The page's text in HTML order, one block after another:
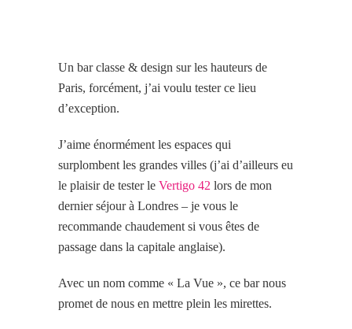
Un bar classe & design sur les hauteurs de
Paris, forcément, j’ai voulu tester ce lieu
d’exception.
J’aime énormément les espaces qui
surplombent les grandes villes (j’ai d’ailleurs eu
le plaisir de tester le Vertigo 42 lors de mon
dernier séjour à Londres – je vous le
recommande chaudement si vous êtes de
passage dans la capitale anglaise).
Avec un nom comme « La Vue », ce bar nous
promet de nous en mettre plein les mirettes.